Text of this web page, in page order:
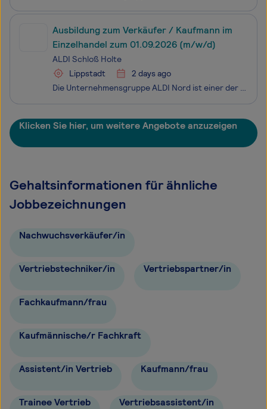
Ausbildung zum Verkäufer / Kaufmann im
Einzelhandel zum 01.09.2026 (m/w/d)
ALDI Schloß Holte
Lippstadt
2 days ago
Die Unternehmensgruppe ALDI Nord ist einer der führenden Lebensmitteleinzelhändler. Mit einer Tradition von über 110 Jahren steht ALDI für die Erfindung des Discount-Prinzips. Unsere Mission ist es, Menschen überall und jederzeit mit dem zu versorgen, was sie für ihr tägliches Leben brauchen: qualit
Klicken Sie hier, um weitere Angebote anzuzeigen
Gehaltsinformationen für ähnliche
Jobbezeichnungen
Nachwuchsverkäufer/in
Vertriebstechniker/in Vertriebspartner/in
Fachkaufmann/frau
Kaufmännische/r Fachkraft
Assistent/in Vertrieb Kaufmann/frau
Trainee Vertrieb Vertriebsassistent/in